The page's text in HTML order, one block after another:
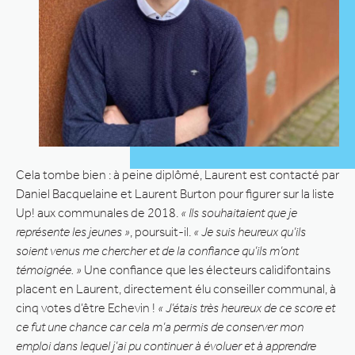
Cela tombe bien : à peine diplômé, Laurent est contacté par
Daniel Bacquelaine et Laurent Burton pour figurer sur la liste
Up! aux communales de 2018. « Ils souhaitaient que je
représente les jeunes » , poursuit-il. « Je suis heureux qu’ils
soient venus me chercher et de la confiance qu’ils m’ont
témoignée. » Une confiance que les électeurs calidifontains
placent en Laurent, directement élu conseiller communal, à
cinq votes d’être Echevin ! « J’étais très heureux de ce score et
ce fut une chance car cela m’a permis de conserver mon
emploi dans lequel j’ai pu continuer à évoluer et à apprendre